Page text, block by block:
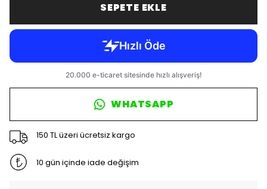
SEPETE EKLE
WHATSAPP
150 TL üzeri ücretsiz kargo
10 gün içinde iade değişim